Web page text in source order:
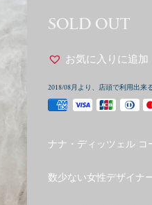
SOLD OUT
お気に入りに追加
2018/08月より、店頭で利用出来
ナナ・ディッツェル コ
数少ない女性デザイナ